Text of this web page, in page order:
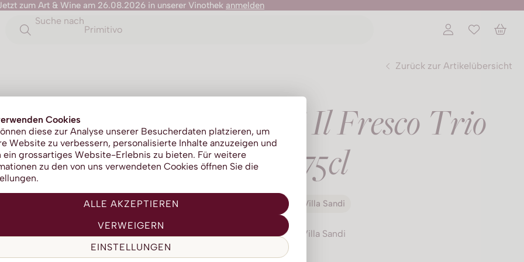
Cookies
diese zur Analyse unserer Besucherdaten platzieren, um
Website zu verbessern, personalisierte Inhalte anzuzeigen und
ein grossartiges Website-Erlebnis zu bieten. Für weitere
zu den von uns verwendeten Cookies öffnen Sie die
ALLE AKZEPTIEREN
VERWEIGERN
EINSTELLUNGEN
zum Art & Wine am 26.08.2026 in unserer Vinothek anmelden
Suche nach
Primitivo
Zurück zur Artikelübersicht
Villa Sandi Il Fresco Trio
75cl
Villa Sandi
Villa Sandi